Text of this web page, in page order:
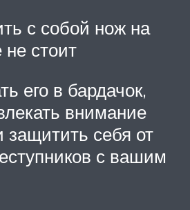
с собой нож на
стоит
его в бардачок,
внимание
защитить себя от
с вашим